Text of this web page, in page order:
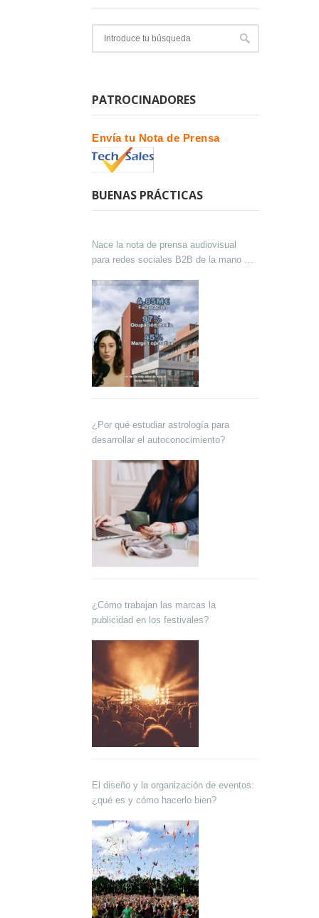
PATROCINADORES
Envía tu Nota de Prensa
BUENAS PRÁCTICAS
Nace la nota de prensa audiovisual
para redes sociales B2B de la mano de
¿Por qué estudiar astrología para
desarrollar el autoconocimiento?
¿Cómo trabajan las marcas la
publicidad en los festivales?
El diseño y la organización de eventos:
¿qué es y cómo hacerlo bien?